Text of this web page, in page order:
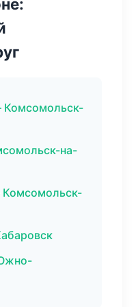
Комсомольск-
на-
Комсомольск-